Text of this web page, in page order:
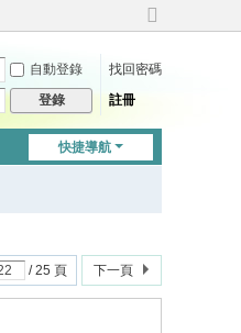
切
到
自動登錄
找回密碼
登錄 註冊
快捷導航
/ 25 頁 下一頁